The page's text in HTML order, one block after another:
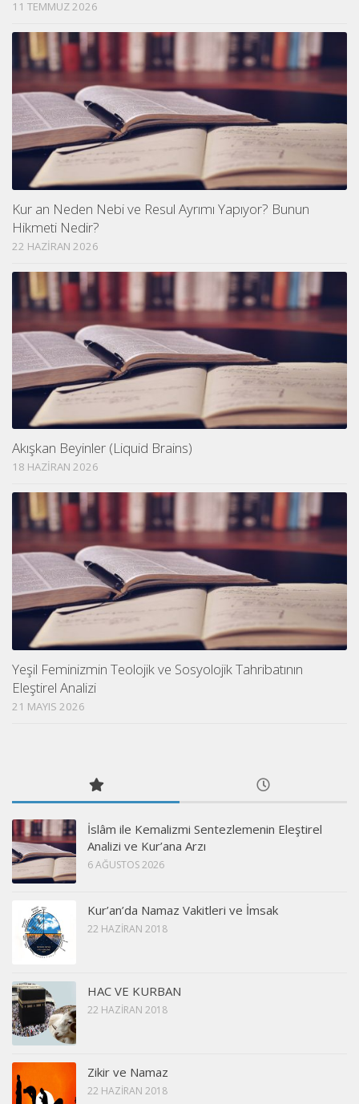
11 TEMMUZ 2026
Kur an Neden Nebi ve Resul Ayrımı Yapıyor? Bunun
Hikmeti Nedir?
22 HAZIRAN 2026
Akışkan Beyinler (Liquid Brains)
18 HAZIRAN 2026
Yeşil Feminizmin Teolojik ve Sosyolojik Tahribatının
Eleştirel Analizi
21 MAYIS 2026
İslâm ile Kemalizmi Sentezlemenin Eleştirel
Analizi ve Kur’ana Arzı
6 AĞUSTOS 2026
Kur’an’da Namaz Vakitleri ve İmsak
22 HAZIRAN 2018
HAC VE KURBAN
22 HAZIRAN 2018
Zikir ve Namaz
22 HAZIRAN 2018